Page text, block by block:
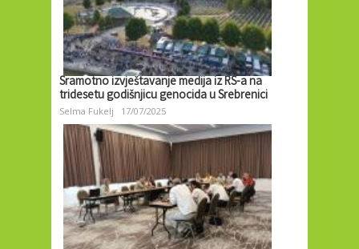
Sramotno izvještavanje medija iz RS-a na
tridesetu godišnjicu genocida u Srebrenici
Selma Fukelj 17/07/2025